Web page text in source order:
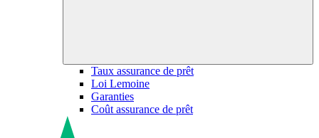
Taux assurance de prêt
Loi Lemoine
Garanties
Coût assurance de prêt